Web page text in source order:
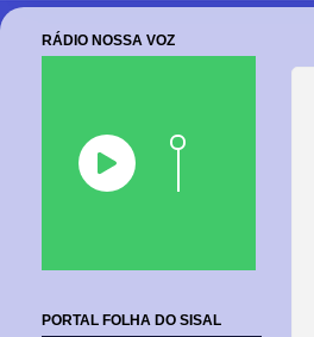
RÁDIO NOSSA VOZ
PORTAL FOLHA DO SISAL